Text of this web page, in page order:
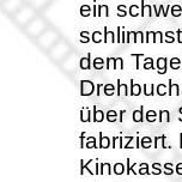
ein
dem
über den
fabriziert.